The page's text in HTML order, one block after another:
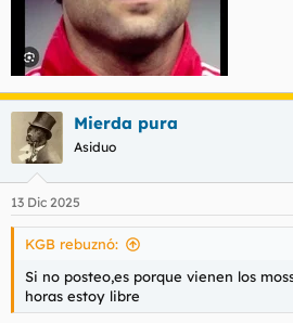
Mierda pura
Asiduo
13 Dic 2025
KGB rebuznó:
Si no posteo,es porque vienen los
horas estoy libre